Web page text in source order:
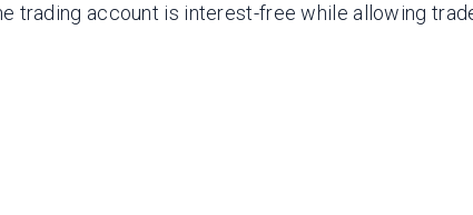
trading account is interest-free while allowing